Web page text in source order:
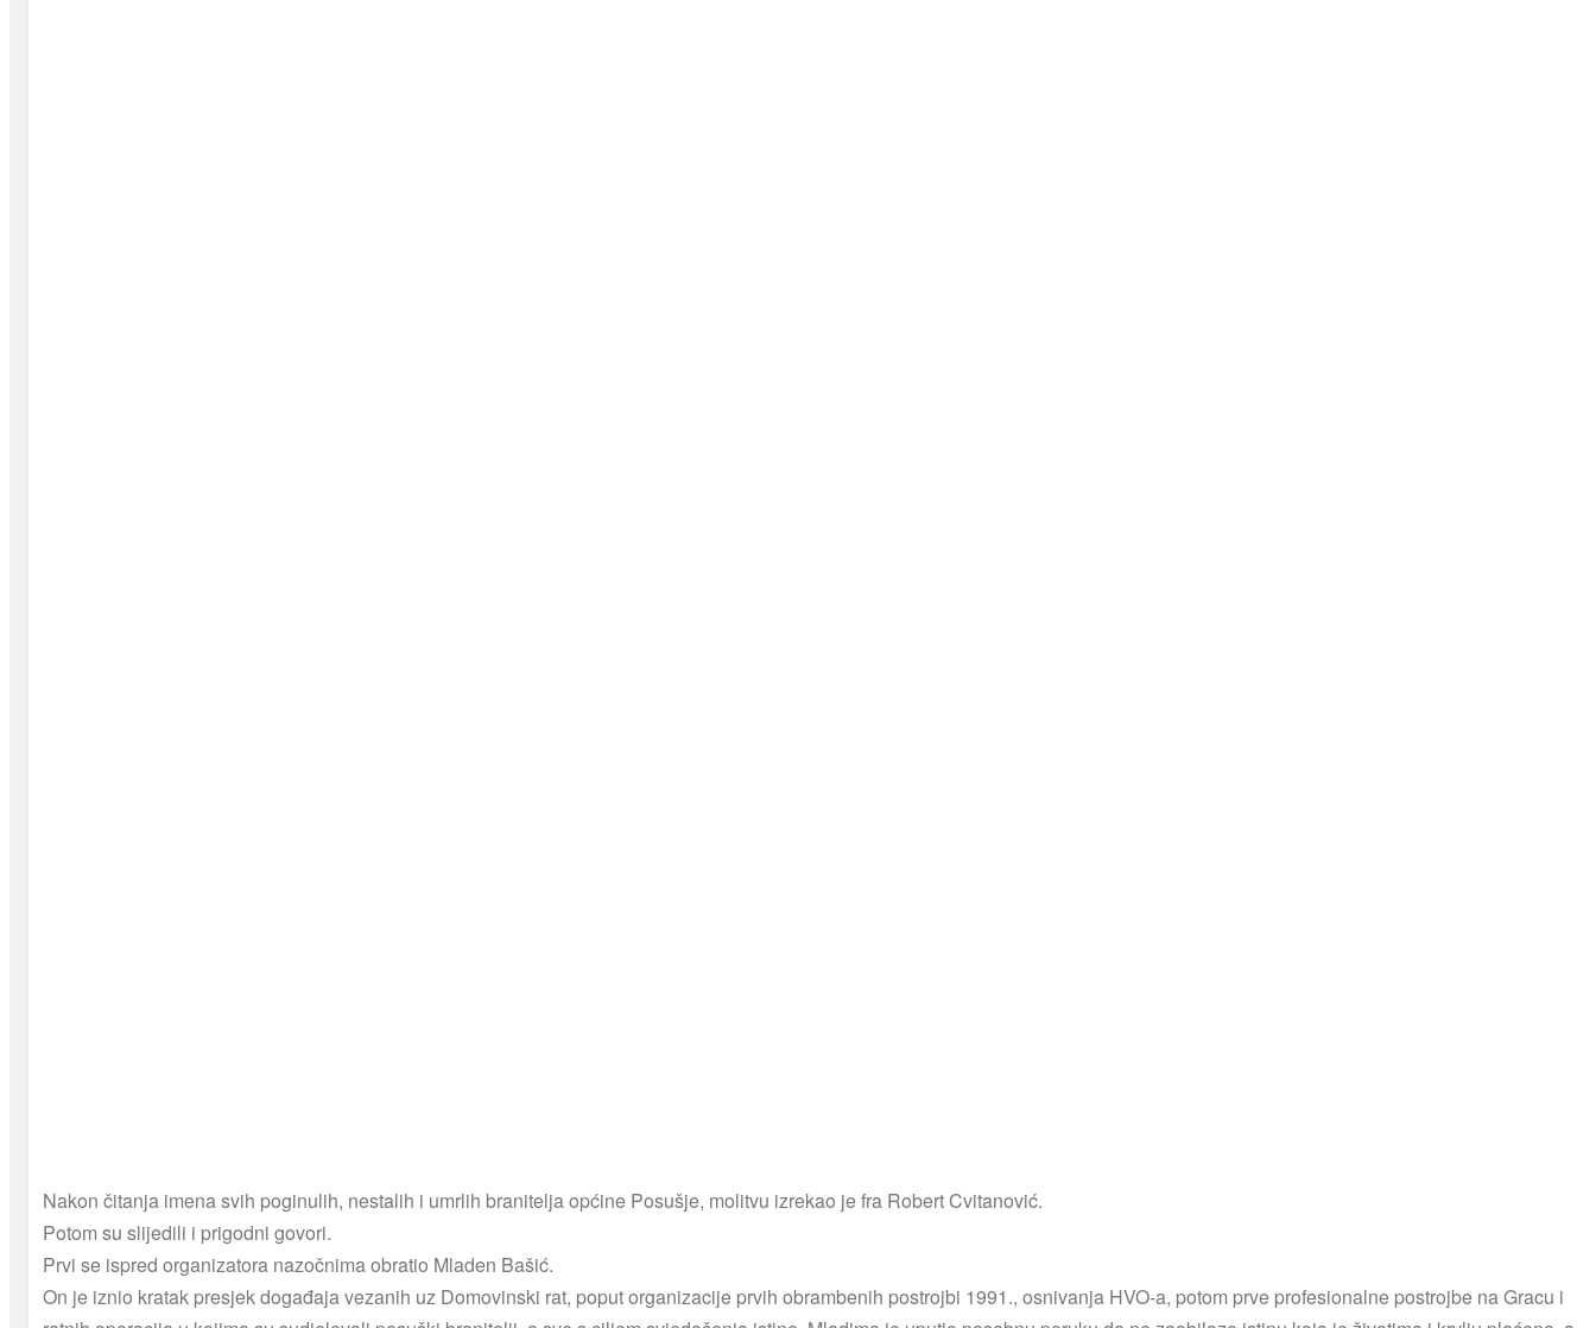
Nakon čitanja imena svih poginulih, nestalih i umrlih branitelja općine Posušje, molitvu izrekao je fra Robert Cvitanović.
Potom su slijedili i prigodni govori.
Prvi se ispred organizatora nazočnima obratio Mladen Bašić.
On je iznio kratak presjek događaja vezanih uz Domovinski rat, poput organizacije prvih obrambenih postrojbi 1991., osnivanja HVO-a, potom prve profesionalne postrojbe na Gracu i